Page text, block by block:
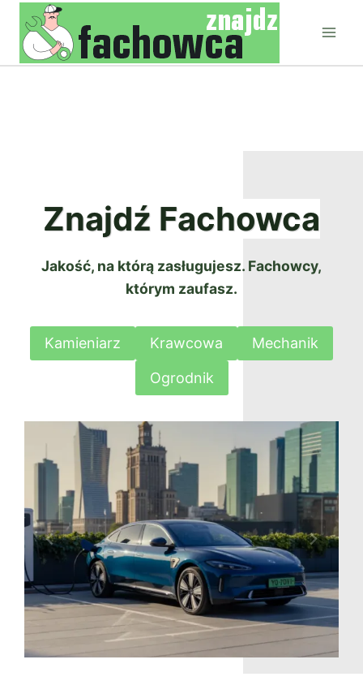
Przejdź
treści
Znajdź Fachowca
Jakość, na którą zasługujesz. Fachowcy,
którym zaufasz.
Kamieniarz Krawcowa Mechanik
Ogrodnik